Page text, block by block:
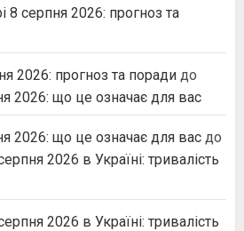
8 серпня 2026: прогноз та
2026: прогноз та поради до
2026: що це означає для вас
2026: що це означає для вас до
2026 в Україні: тривалість
2026 в Україні: тривалість